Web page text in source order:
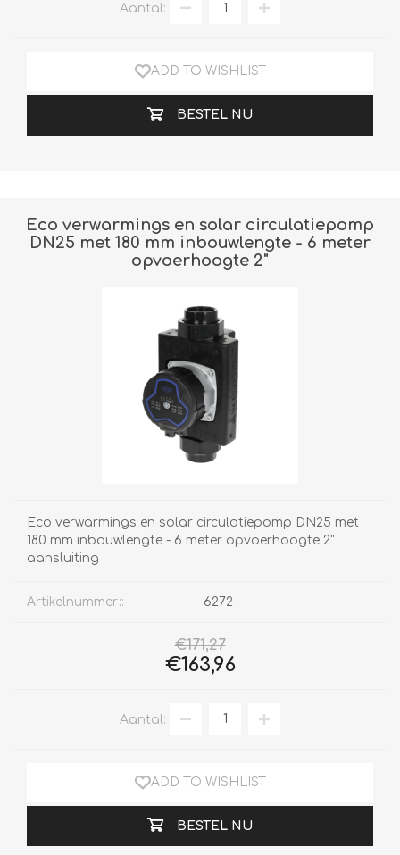
Aantal:
ADD TO WISHLIST
BESTEL NU
Eco verwarmings en solar circulatiepomp
DN25 met 180 mm inbouwlengte - 6 meter
opvoerhoogte 2"
Eco verwarmings en solar circulatiepomp DN25 met
180 mm inbouwlengte - 6 meter opvoerhoogte 2"
aansluiting
Artikelnummer:: 6272
€171,27
€163,96
Aantal:
ADD TO WISHLIST
BESTEL NU